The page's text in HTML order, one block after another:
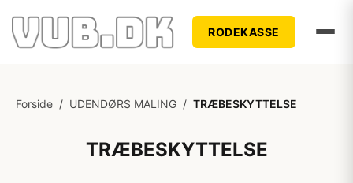
RODEKASSE
Forside / UDENDØRS MALING / TRÆBESKYTTELSE
TRÆBESKYTTELSE